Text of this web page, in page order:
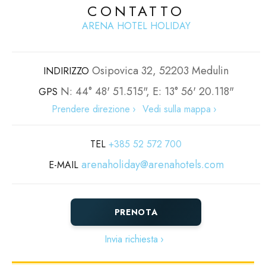
CONTATTO
ARENA HOTEL HOLIDAY
INDIRIZZO Osipovica 32, 52203 Medulin
GPS N: 44° 48' 51.515", E: 13° 56' 20.118"
Prendere direzione Vedi sulla mappa
TEL +385 52 572 700
E-MAIL arenaholiday@arenahotels.com
PRENOTA
Invia richiesta